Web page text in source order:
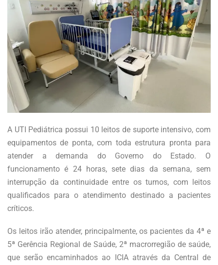
A UTI Pediátrica possui 10 leitos de suporte intensivo, com
equipamentos de ponta, com toda estrutura pronta para
atender a demanda do Governo do Estado. O
funcionamento é 24 horas, sete dias da semana, sem
interrupção da continuidade entre os turnos, com leitos
qualificados para o atendimento destinado a pacientes
críticos.
Os leitos irão atender, principalmente, os pacientes da 4ª e
5ª Gerência Regional de Saúde, 2ª macrorregião de saúde,
que serão encaminhados ao ICIA através da Central de